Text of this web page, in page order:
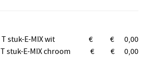
T stuk-E-MIX wit € €
0,00
T stuk-E-MIX chroom € €
0,00